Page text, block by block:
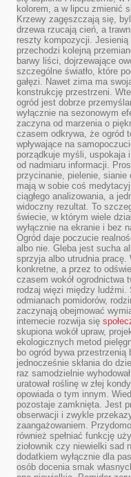
kolorem, a w lipcu zmienić
Krzewy zagęszczają się,
drzewa rzucają cień, a
reszty kompozycji.
przechodzi kolejną
barwy liści, dojrzewające
szczególne światło, które
gałęzi. Nawet zima ma
konstrukcję przestrzeni.
ogród jest dobrze
wyłącznie na sezonowym
zaczyna od marzenia o
czasem odkrywa, że ogród
wpływające na
porządkuje myśli, uspokaja
od nadmiaru informacji.
przycinanie, pielenie, sianie
mają w sobie coś
ciągłego analizowania, a
widoczny rezultat. To
świecie, w którym wiele
wyłącznie na ekranie i bez
Ogród daje poczucie
albo nie. Gleba jest sucha
sprzyja albo utrudnia
konkretne, a przez to
czasem wokół ogrodnictwa
rodzaj więzi między ludźmi.
odmianach pomidorów,
zaczynają obejmować
internecie rozwija się
skupiona wokół upraw,
ekologicznych metod
bo ogród bywa przestrzenią
jednocześnie skłania do
raz samodzielnie
uratował roślinę w złej
opowiada o tym innym.
pozostaje zamknięta. Jest
obserwacji i zwykle
zaangażowaniem.
również spełniać funkcję
ziołownik czy niewielki sad
dodatkiem wyłącznie dla
osób docenia smak